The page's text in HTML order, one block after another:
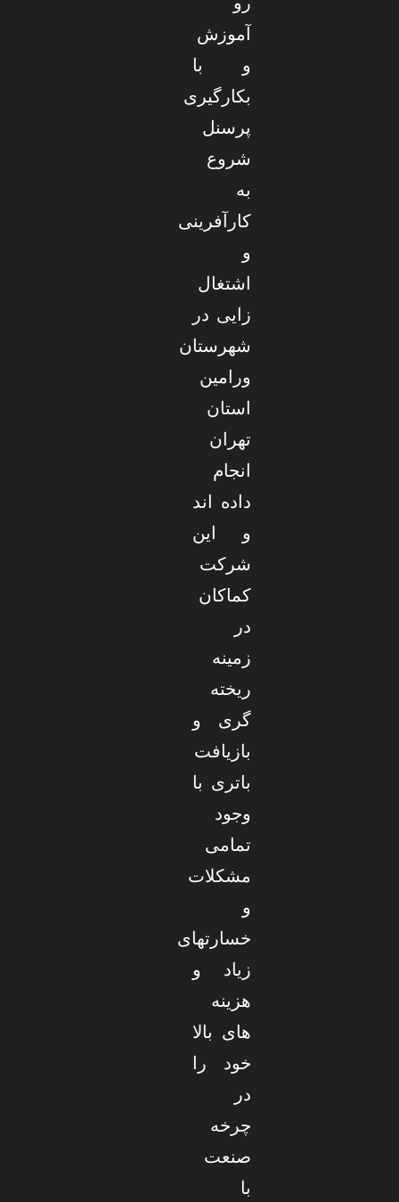
آموزش
و با
بکارگیری
پرسنل
شروع
به
کارآفرینی
و
اشتغال
زایی در
شهرستان
ورامین
استان
تهران
انجام
داده اند
و این
شرکت
کماکان
در
زمینه
ریخته
گری و
بازیافت
باتری با
وجود
تمامی
مشکلات
و
خسارتهای
زیاد و
هزینه
های بالا
خود را
در
چرخه
صنعت
با